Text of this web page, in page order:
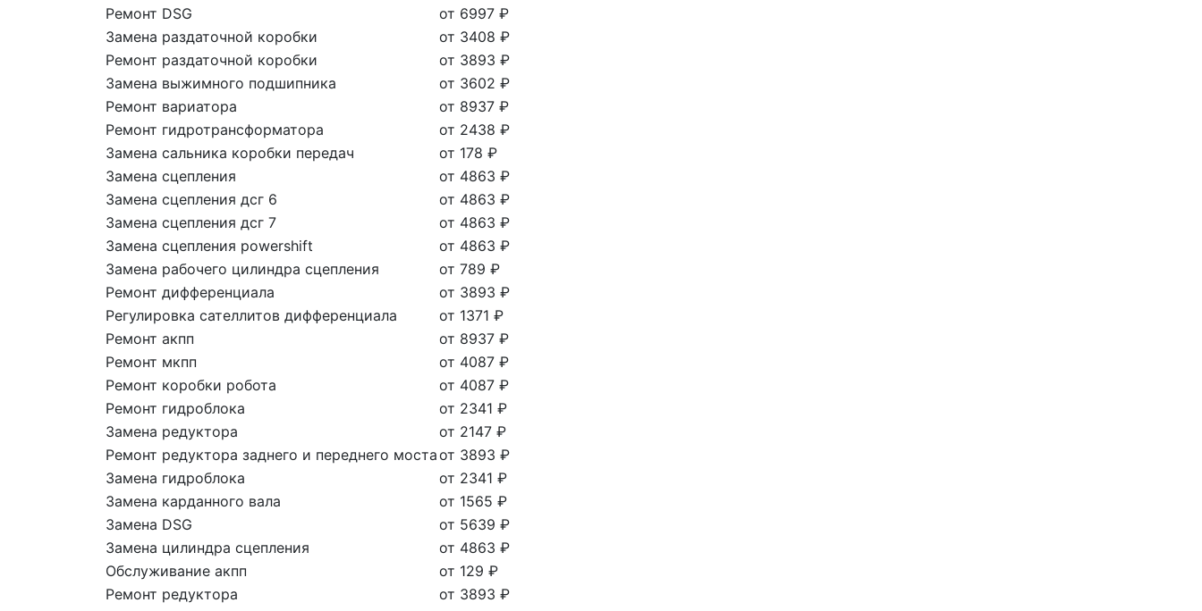
Ремонт DSG
от 6997 ₽
Замена раздаточной коробки
от 3408 ₽
Ремонт раздаточной коробки
от 3893 ₽
Замена выжимного подшипника
от 3602 ₽
Ремонт вариатора
от 8937 ₽
Ремонт гидротрансформатора
от 2438 ₽
Замена сальника коробки передач
от 178 ₽
Замена сцепления
от 4863 ₽
Замена сцепления дсг 6
от 4863 ₽
Замена сцепления дсг 7
от 4863 ₽
Замена сцепления powershift
от 4863 ₽
Замена рабочего цилиндра сцепления
от 789 ₽
Ремонт дифференциала
от 3893 ₽
Регулировка сателлитов дифференциала
от 1371 ₽
Ремонт акпп
от 8937 ₽
Ремонт мкпп
от 4087 ₽
Ремонт коробки робота
от 4087 ₽
Ремонт гидроблока
от 2341 ₽
Замена редуктора
от 2147 ₽
Ремонт редуктора заднего и переднего мостаот 3893 ₽
Замена гидроблока
от 2341 ₽
Замена карданного вала
от 1565 ₽
Замена DSG
от 5639 ₽
Замена цилиндра сцепления
от 4863 ₽
Обслуживание акпп
от 129 ₽
Ремонт редуктора
от 3893 ₽